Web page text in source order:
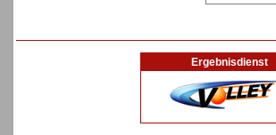
Ergebnisdienst